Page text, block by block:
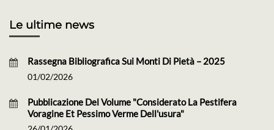
Le ultime news
Rassegna Bibliografica Sui Monti Di Pietà – 2025
01/02/2026
Pubblicazione Del Volume "Considerato La Pestifera
Voragine Et Pessimo Verme Dell'usura"